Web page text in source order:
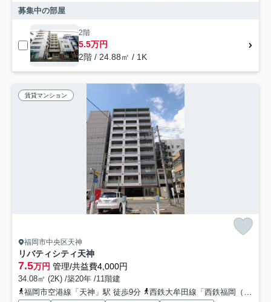
募集中の部屋
2階
5.5万円
2階 / 24.88㎡ / 1K
賃貸マンション
福岡市中央区天神
リバティシティ天神
7.5万円 管理/共益費4,000円
34.08㎡ (2K) /築20年 /11階建
福岡市空港線「天神」駅 徒歩9分
西鉄大牟田線「西鉄福岡（天神）」駅 徒歩12分